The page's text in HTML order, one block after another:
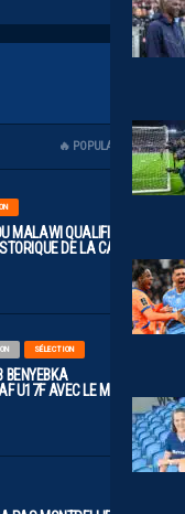
🔥 POPULAIRES
MALAWI QUALIFIÉES
DE LA CAN
SÉLECTION
U17F AVEC LE MAROC